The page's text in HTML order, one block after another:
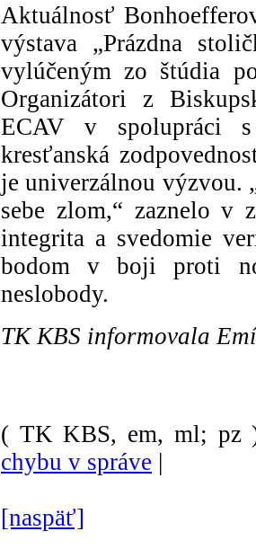
Aktuálnosť
výstava „Prázdna
vylúčeným zo štúdia
Organizátori z
ECAV v spolupráci
kresťanská
je univerzálnou výzvou.
sebe zlom,“ zaznelo v
integrita a svedomie
bodom v boji proti
neslobody.
TK KBS informovala
( TK KBS, em, ml; pz
chybu v správe |
[naspäť]